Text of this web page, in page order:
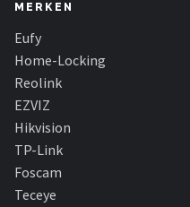
MERKEN
Eufy
Home-Locking
Reolink
EZVIZ
Hikvision
TP-Link
Foscam
Teceye